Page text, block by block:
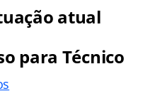
atual
para Técnico